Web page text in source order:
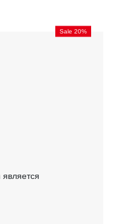
Sale 20%